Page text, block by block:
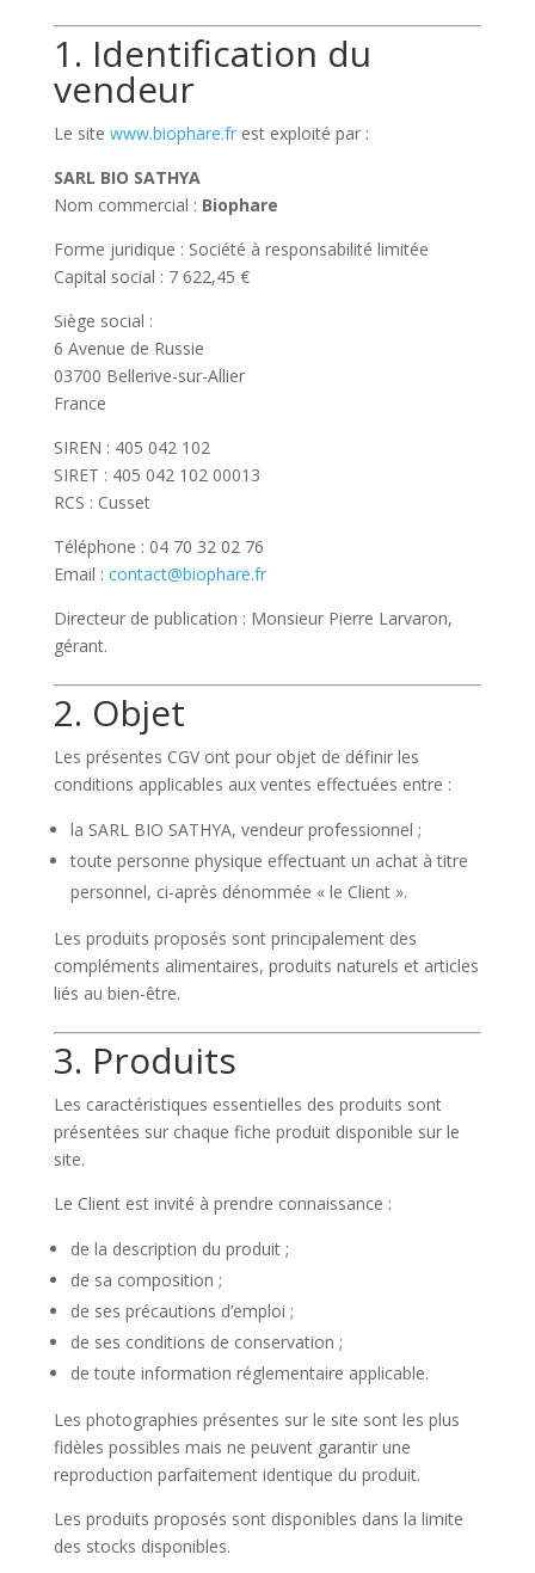
1. Identification du
vendeur
Le site www.biophare.frest exploité par :
SARL BIO SATHYA
Nom commercial : Biophare
Forme juridique : Société à responsabilité limitée
Capital social : 7 622,45 €
Siège social :
6 Avenue de Russie
03700 Bellerive-sur-Allier
France
SIREN : 405 042 102
SIRET : 405 042 102 00013
RCS : Cusset
Téléphone : 04 70 32 02 76
Email : contact@biophare.fr
Directeur de publication : Monsieur Pierre Larvaron,
gérant.
2. Objet
Les présentes CGV ont pour objet de définir les
conditions applicables aux ventes effectuées entre :
la SARL BIO SATHYA, vendeur professionnel ;
toute personne physique effectuant un achat à titre
personnel, ci-après dénommée « le Client ».
Les produits proposés sont principalement des
compléments alimentaires, produits naturels et articles
liés au bien-être.
3. Produits
Les caractéristiques essentielles des produits sont
présentées sur chaque fiche produit disponible sur le
site.
Le Client est invité à prendre connaissance :
de la description du produit ;
de sa composition ;
de ses précautions d’emploi ;
de ses conditions de conservation ;
de toute information réglementaire applicable.
Les photographies présentes sur le site sont les plus
fidèles possibles mais ne peuvent garantir une
reproduction parfaitement identique du produit.
Les produits proposés sont disponibles dans la limite
des stocks disponibles.